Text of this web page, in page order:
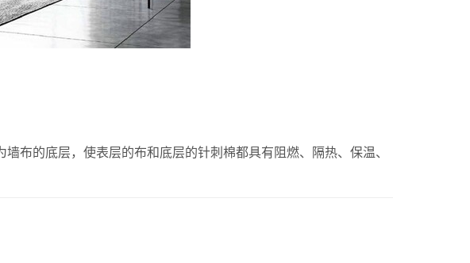
布的底层，使表层的布和底层的针刺棉都具有阻燃、隔热、保温、